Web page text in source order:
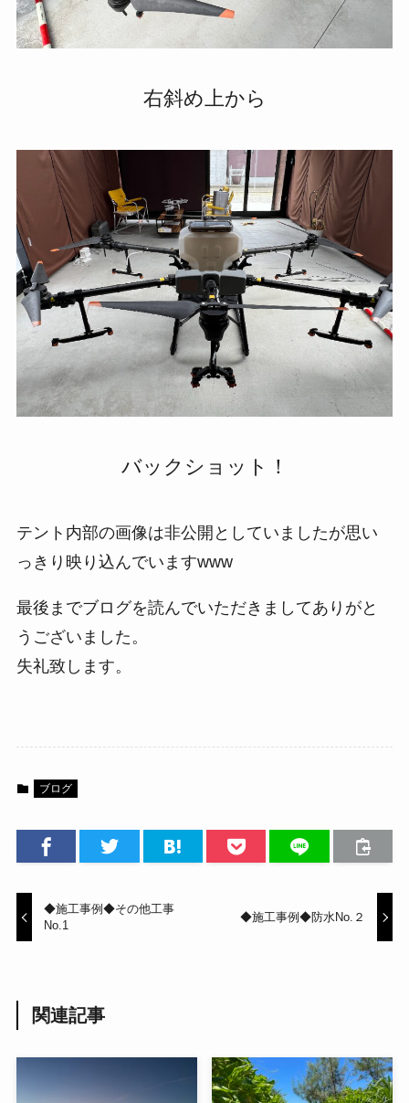
右斜め上から
バックショット！
テント内部の画像は非公開としていましたが思い
っきり映り込んでいますwww
最後までブログを読んでいただきましてありがと
うございました。
失礼致します。
ブログ
◆施工事例◆その他工事
No.1
◆施工事例◆防水No.２
関連記事